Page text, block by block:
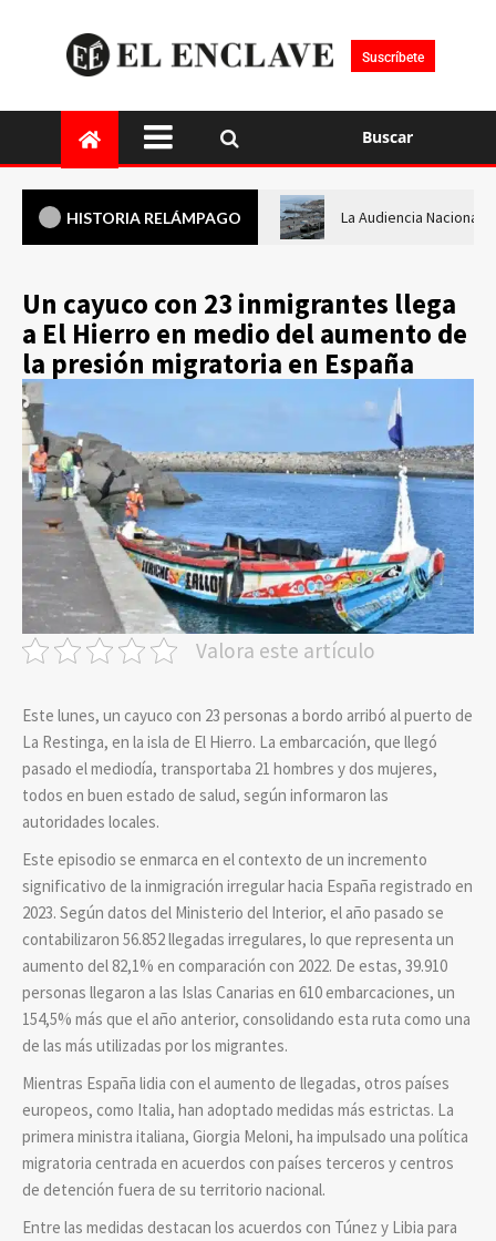
Suscríbete
Buscar
HISTORIA RELÁMPAGO La Audiencia Nacional
Un cayuco con 23 inmigrantes llega
a El Hierro en medio del aumento de
la presión migratoria en España
Valora este artículo
Este lunes, un cayuco con 23 personas a bordo arribó al puerto de
La Restinga, en la isla de El Hierro. La embarcación, que llegó
pasado el mediodía, transportaba 21 hombres y dos mujeres,
todos en buen estado de salud, según informaron las
autoridades locales.
Este episodio se enmarca en el contexto de un incremento
significativo de la inmigración irregular hacia España registrado en
2023. Según datos del Ministerio del Interior, el año pasado se
contabilizaron 56.852 llegadas irregulares, lo que representa un
aumento del 82,1% en comparación con 2022. De estas, 39.910
personas llegaron a las Islas Canarias en 610 embarcaciones, un
154,5% más que el año anterior, consolidando esta ruta como una
de las más utilizadas por los migrantes.
Mientras España lidia con el aumento de llegadas, otros países
europeos, como Italia, han adoptado medidas más estrictas. La
primera ministra italiana, Giorgia Meloni, ha impulsado una política
migratoria centrada en acuerdos con países terceros y centros
de detención fuera de su territorio nacional.
Entre las medidas destacan los acuerdos con Túnez y Libia para